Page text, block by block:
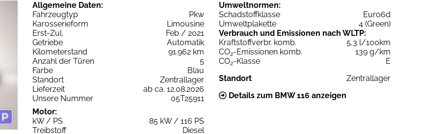
Allgemeine Daten:
Fahrzeugtyp
Pkw
Karosserieform
Limousine
Erst-Zul.
Feb / 2021
Getriebe
Automatik
Kilometerstand
91.962 km
Anzahl der Türen
5
Farbe
Blau
Standort
Zentrallager
Lieferzeit
ab ca. 12.08.2026
Unsere Nummer
05T25911
Motor:
kW / PS
85 kW / 116 PS
Treibstoff
Diesel
Umweltnormen:
Schadstoffklasse
Euro6d
Umweltplakette
4 (Green)
Verbrauch und Emissionen nach WLTP:
Kraftstoffverbr. komb.
5,3 l/100km
CO2-Emissionen komb.
139 g/km
CO2-Klasse
E
Standort
Zentrallager
Details zum BMW 116 anzeigen